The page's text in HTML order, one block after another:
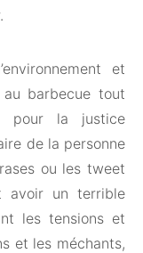
et
barbecue tout
pour la justice
de la personne
ou les tweet
avoir un terrible
les tensions et
et les méchants,